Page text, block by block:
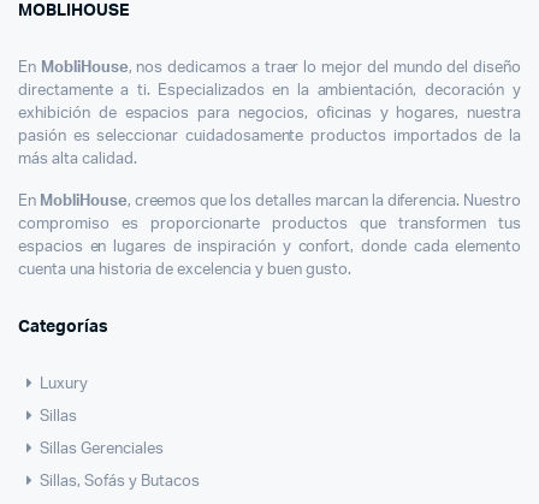
MOBLIHOUSE
En MobliHouse, nos dedicamos a traer lo mejor del mundo del diseño
directamente a ti. Especializados en la ambientación, decoración y
exhibición de espacios para negocios, oficinas y hogares, nuestra
pasión es seleccionar cuidadosamente productos importados de la
más alta calidad.
En MobliHouse, creemos que los detalles marcan la diferencia. Nuestro
compromiso es proporcionarte productos que transformen tus
espacios en lugares de inspiración y confort, donde cada elemento
cuenta una historia de excelencia y buen gusto.
Categorías
Luxury
Sillas
Sillas Gerenciales
Sillas, Sofás y Butacos